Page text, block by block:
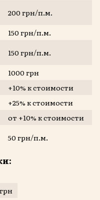
200 грн/п.м.
150 грн/п.м.
150 грн/п.м.
1000 грн
+10% к стоимости
+25% к стоимости
от +10% к стоимости
50 грн/п.м.